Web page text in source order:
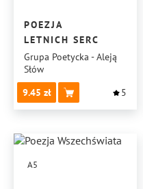
POEZJA
LETNICH SERC
Grupa Poetycka - Aleją
Słów
9.45
5
A5